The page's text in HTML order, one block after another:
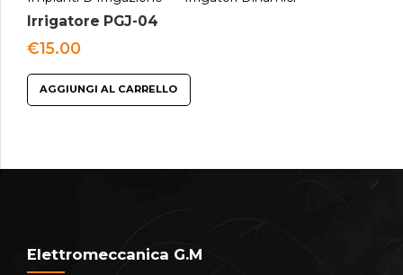
Irrigatore PGJ-04
€15.00
AGGIUNGI AL CARRELLO
Elettromeccanica G.M